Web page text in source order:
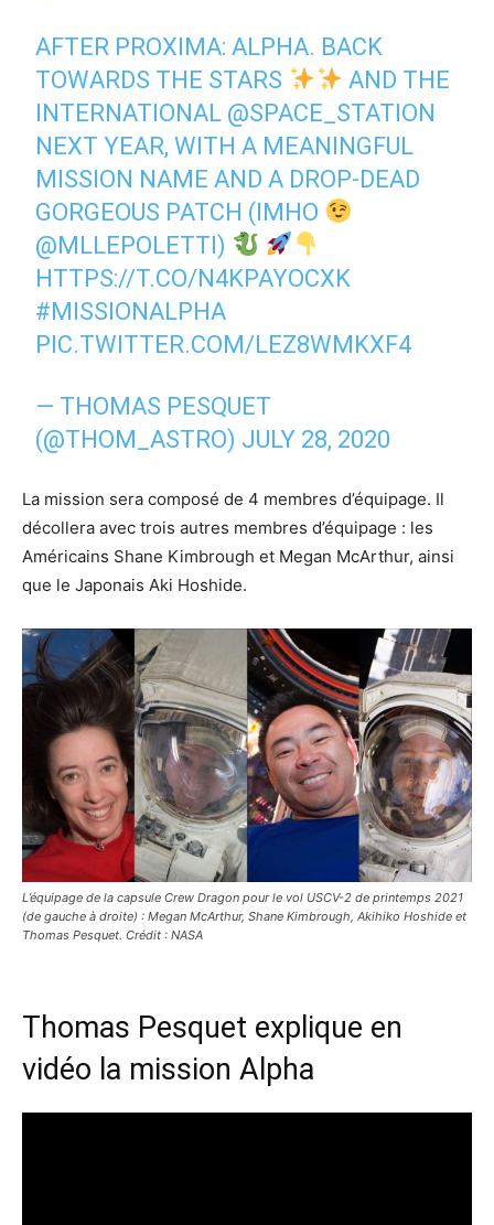
AFTER PROXIMA: ALPHA. BACK
TOWARDS THE STARS
AND THE
INTERNATIONAL @SPACE_STATION
NEXT YEAR, WITH A MEANINGFUL
MISSION NAME AND A DROP-DEAD
GORGEOUS PATCH (IMHO
@MLLEPOLETTI)
HTTPS://T.CO/N4KPAYOCXK
#MISSIONALPHA
PIC.TWITTER.COM/LEZ8WMKXF4
— THOMAS PESQUET
(@THOM_ASTRO) JULY 28, 2020
La mission sera composé de 4 membres d’équipage. Il
décollera avec trois autres membres d’équipage : les
Américains Shane Kimbrough et Megan McArthur, ainsi
que le Japonais Aki Hoshide.
L’équipage de la capsule Crew Dragon pour le vol USCV-2 de printemps 2021
(de gauche à droite) : Megan McArthur, Shane Kimbrough, Akihiko Hoshide et
Thomas Pesquet. Crédit : NASA
Thomas Pesquet explique en
vidéo la mission Alpha